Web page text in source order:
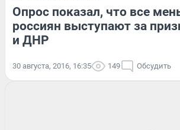
Опрос показал, что все
россиян выступают за
и ДНР
30 августа, 2016, 16:35 149 Обсудить